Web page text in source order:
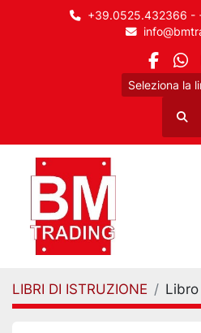
+39.0525.432366 -
Seleziona la
LIBRI DI ISTRUZIONE